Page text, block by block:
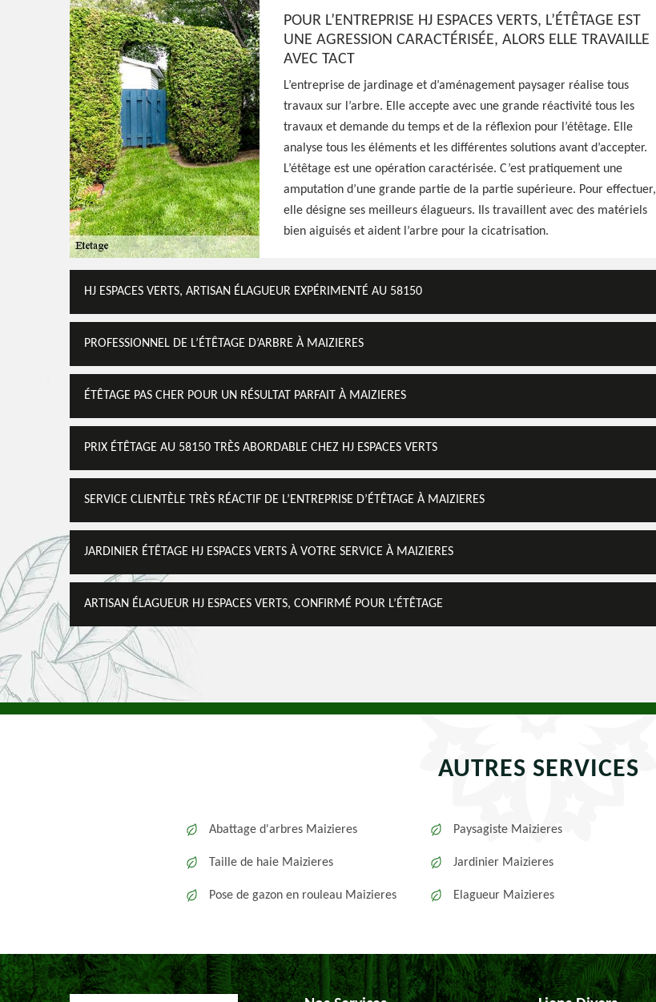
Voir Nos Realisations Contactez-Nous!
POUR L’ENTREPRISE HJ ESPACES VERTS, L’ÉTÊTAGE EST
UNE AGRESSION CARACTÉRISÉE, ALORS ELLE TRAVAILLE
AVEC TACT
L’entreprise de jardinage et d’aménagement paysager réalise tous
travaux sur l’arbre. Elle accepte avec une grande réactivité tous les
travaux et demande du temps et de la réflexion pour l’étêtage. Elle
analyse tous les éléments et les différentes solutions avant d’accepter.
L’étêtage est une opération caractérisée. C’est pratiquement une
amputation d’une grande partie de la partie supérieure. Pour effectuer,
elle désigne ses meilleurs élagueurs. Ils travaillent avec des matériels
bien aiguisés et aident l’arbre pour la cicatrisation.
HJ ESPACES VERTS, ARTISAN ÉLAGUEUR EXPÉRIMENTÉ AU 58150
PROFESSIONNEL DE L’ÉTÊTAGE D’ARBRE À MAIZIERES
ÉTÊTAGE PAS CHER POUR UN RÉSULTAT PARFAIT À MAIZIERES
PRIX ÉTÊTAGE AU 58150 TRÈS ABORDABLE CHEZ HJ ESPACES VERTS
SERVICE CLIENTÈLE TRÈS RÉACTIF DE L’ENTREPRISE D’ÉTÊTAGE À MAIZIERES
JARDINIER ÉTÊTAGE HJ ESPACES VERTS À VOTRE SERVICE À MAIZIERES
ARTISAN ÉLAGUEUR HJ ESPACES VERTS, CONFIRMÉ POUR L’ÉTÊTAGE
AUTRES SERVICES
Abattage d'arbres Maizieres
Taille de haie Maizieres
Pose de gazon en rouleau Maizieres
Paysagiste Maizieres
Jardinier Maizieres
Elagueur Maizieres